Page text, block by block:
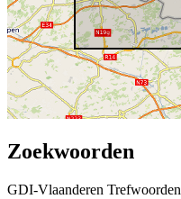
Zoekwoorden
GDI-Vlaanderen Trefwoorden